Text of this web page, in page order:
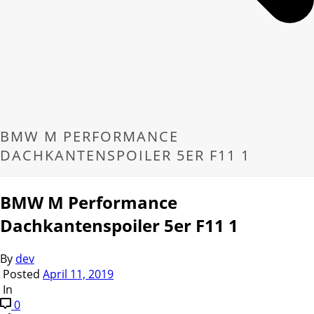
BMW M PERFORMANCE
DACHKANTENSPOILER 5ER F11 1
BMW M Performance
Dachkantenspoiler 5er F11 1
By dev
Posted April 11, 2019
In
0